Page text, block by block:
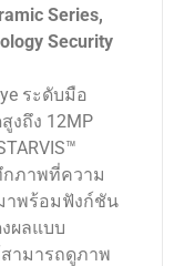
Series,
Security
ระดับมือ
งถึง 12MP
กภาพที่ความ
าพร้อมฟังก์ชัน
ผลแบบ
ามารถดูภาพ